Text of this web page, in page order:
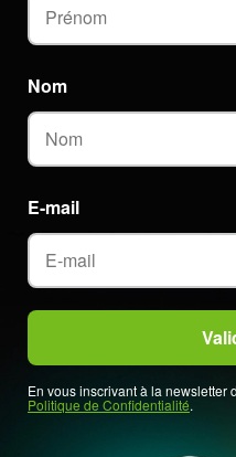
E-mail
Nom
En vous inscrivant à la newsletter
Politique de Confidentialité.